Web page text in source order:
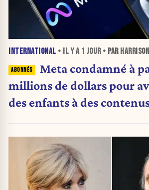
INTERNATIONAL • IL Y A 1 JOUR• PAR
Meta condamné à
millions de dollars pour
des enfants à des